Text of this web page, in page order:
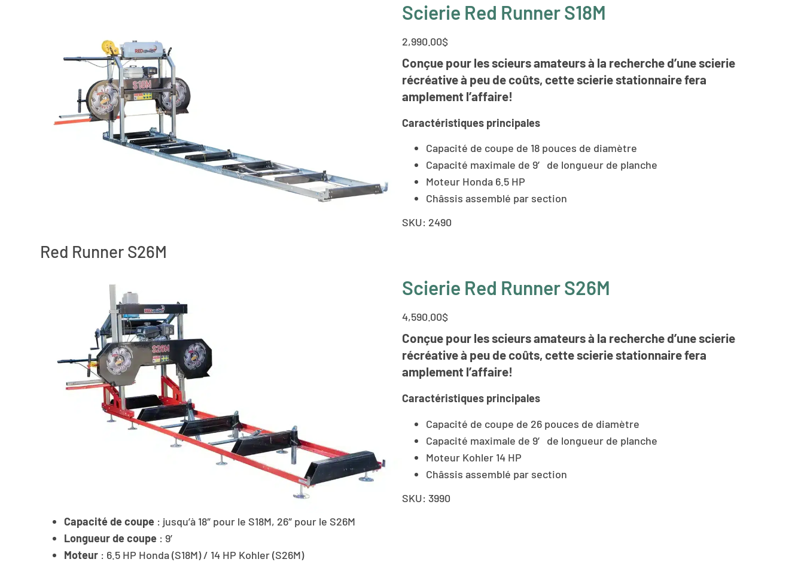
Scierie Red Runner S18M
2,990.00$
Conçue pour les scieurs amateurs à la recherche d’une scierie
récréative à peu de coûts, cette scierie stationnaire fera
amplement l’affaire!
Caractéristiques principales
Capacité de coupe de 18 pouces de diamètre
Capacité maximale de 9′ de longueur de planche
Moteur Honda 6.5 HP
Châssis assemblé par section
SKU: 2490
Red Runner S26M
Scierie Red Runner S26M
4,590.00$
Conçue pour les scieurs amateurs à la recherche d’une scierie
récréative à peu de coûts, cette scierie stationnaire fera
amplement l’affaire!
Caractéristiques principales
Capacité de coupe de 26 pouces de diamètre
Capacité maximale de 9′ de longueur de planche
Moteur Kohler 14 HP
Châssis assemblé par section
SKU: 3990
Capacité de coupe : jusqu’à 18″ pour le S18M, 26″ pour le S26M
Longueur de coupe : 9’
Moteur : 6.5 HP Honda (S18M) / 14 HP Kohler (S26M)